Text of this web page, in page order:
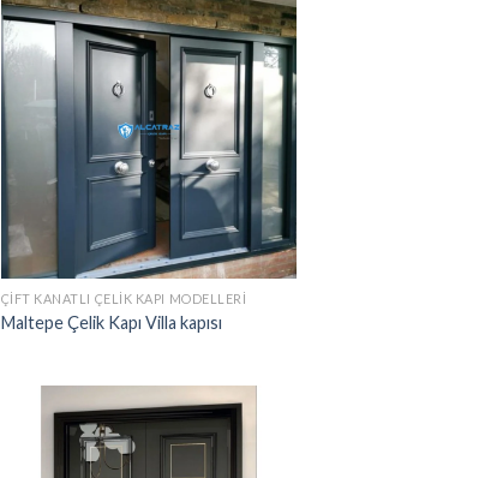
ÇIFT KANATLI ÇELIK KAPI MODELLERI
Maltepe Çelik Kapı Villa kapısı